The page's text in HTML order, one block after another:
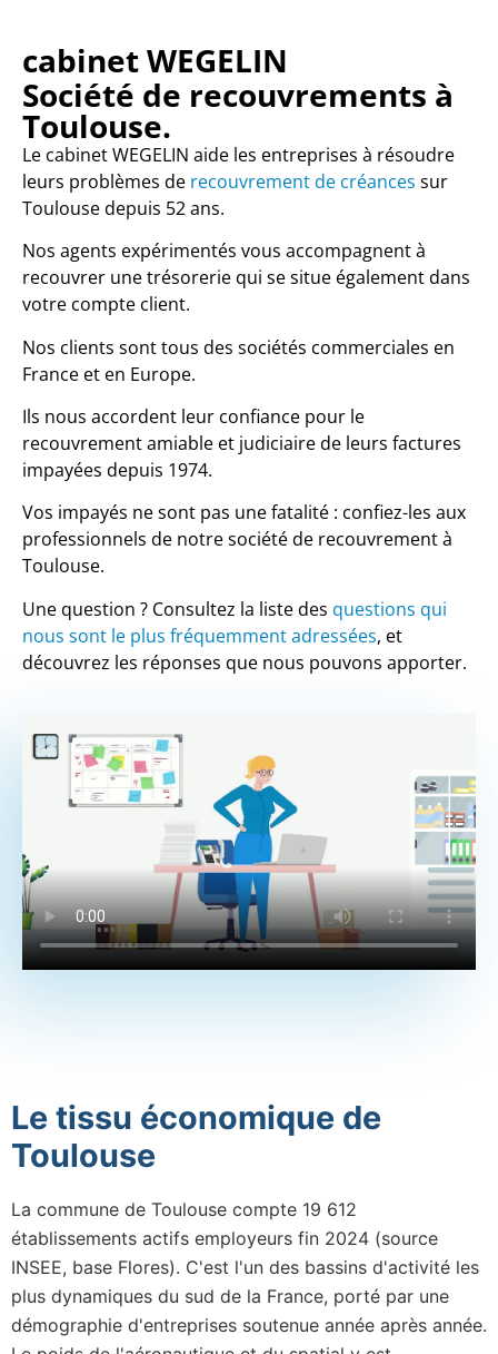
cabinet WEGELIN
Société de recouvrements à
Toulouse.
Le cabinet WEGELIN aide les entreprises à résoudre
leurs problèmes de recouvrement de créances sur
Toulouse depuis 52 ans.
Nos agents expérimentés vous accompagnent à
recouvrer une trésorerie qui se situe également dans
votre compte client.
Nos clients sont tous des sociétés commerciales en
France et en Europe.
Ils nous accordent leur confiance pour le
recouvrement amiable et judiciaire de leurs factures
impayées depuis 1974.
Vos impayés ne sont pas une fatalité : confiez-les aux
professionnels de notre société de recouvrement à
Toulouse.
Une question ? Consultez la liste des questions qui
nous sont le plus fréquemment adressées, et
découvrez les réponses que nous pouvons apporter.
Le tissu économique de
Toulouse
La commune de Toulouse compte 19 612
établissements actifs employeurs fin 2024 (source
INSEE, base Flores). C'est l'un des bassins d'activité les
plus dynamiques du sud de la France, porté par une
démographie d'entreprises soutenue année après année.